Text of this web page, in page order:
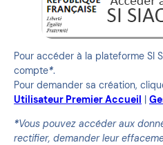
Pour accéder à la plateforme SI
compte*.
Pour demander sa création,
Utilisateur Premier Accueil |
*Vous pouvez accéder aux
rectifier, demander leur